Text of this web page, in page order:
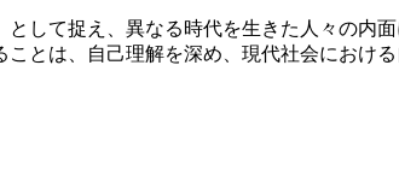
して捉え、異なる時代を生きた人々の
とは、自己理解を深め、現代社会におけ